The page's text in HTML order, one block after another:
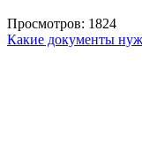
Просмотров: 1824
Какие документы